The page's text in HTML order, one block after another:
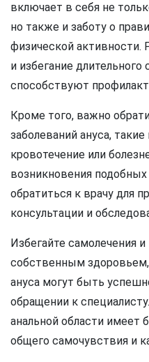
включает в себя не
но также и заботу о
физической активности.
и избегание
способствуют
Кроме того, важно
заболеваний ануса,
кровотечение или
возникновения
обратиться к врачу для
консультации и
Избегайте самолечения
собственным здоровьем,
ануса могут быть
обращении к
анальной области имеет
общего самочувствия и